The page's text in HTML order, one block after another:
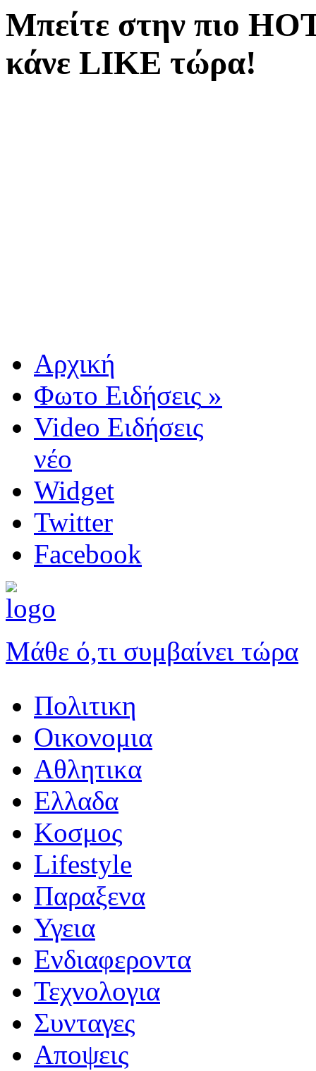
Μπείτε στην πιο
κάνε LIKE τώρα!
Αρχική
Φωτο Ειδήσεις »
Video Ειδήσεις
νέο
Widget
Twitter
Facebook
Μάθε ό,τι συμβαίνει τώρα
Πολιτικη
Οικονομια
Αθλητικα
Ελλαδα
Κοσμος
Lifestyle
Παραξενα
Υγεια
Ενδιαφεροντα
Τεχνολογια
Συνταγες
Αποψεις